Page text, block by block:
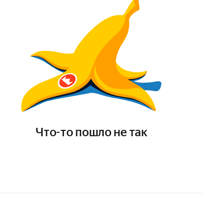
Что-то пошло не так